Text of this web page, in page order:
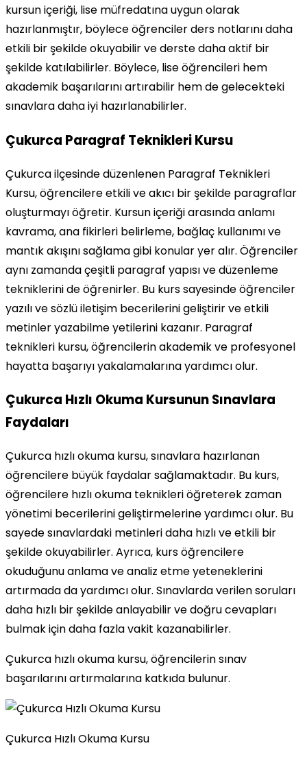
kursun içeriği, lise müfredatına uygun olarak
hazırlanmıştır, böylece öğrenciler ders notlarını daha
etkili bir şekilde okuyabilir ve derste daha aktif bir
şekilde katılabilirler. Böylece, lise öğrencileri hem
akademik başarılarını artırabilir hem de gelecekteki
sınavlara daha iyi hazırlanabilirler.
Çukurca Paragraf Teknikleri Kursu
Çukurca ilçesinde düzenlenen Paragraf Teknikleri
Kursu, öğrencilere etkili ve akıcı bir şekilde paragraflar
oluşturmayı öğretir. Kursun içeriği arasında anlamı
kavrama, ana fikirleri belirleme, bağlaç kullanımı ve
mantık akışını sağlama gibi konular yer alır. Öğrenciler
aynı zamanda çeşitli paragraf yapısı ve düzenleme
tekniklerini de öğrenirler. Bu kurs sayesinde öğrenciler
yazılı ve sözlü iletişim becerilerini geliştirir ve etkili
metinler yazabilme yetilerini kazanır. Paragraf
teknikleri kursu, öğrencilerin akademik ve profesyonel
hayatta başarıyı yakalamalarına yardımcı olur.
Çukurca Hızlı Okuma Kursunun Sınavlara
Faydaları
Çukurca hızlı okuma kursu, sınavlara hazırlanan
öğrencilere büyük faydalar sağlamaktadır. Bu kurs,
öğrencilere hızlı okuma teknikleri öğreterek zaman
yönetimi becerilerini geliştirmelerine yardımcı olur. Bu
sayede sınavlardaki metinleri daha hızlı ve etkili bir
şekilde okuyabilirler. Ayrıca, kurs öğrencilere
okuduğunu anlama ve analiz etme yeteneklerini
artırmada da yardımcı olur. Sınavlarda verilen soruları
daha hızlı bir şekilde anlayabilir ve doğru cevapları
bulmak için daha fazla vakit kazanabilirler.
Çukurca hızlı okuma kursu, öğrencilerin sınav
başarılarını artırmalarına katkıda bulunur.
Çukurca Hızlı Okuma Kursu